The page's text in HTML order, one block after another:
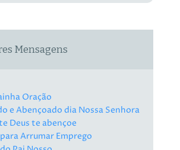
Mensagens
Oração
e Abençoado dia Nossa Senhora
Deus te abençoe
Arrumar Emprego